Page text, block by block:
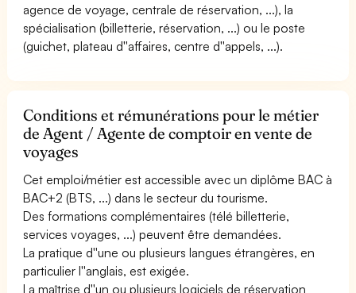
agence de voyage, centrale de réservation, ...), la
spécialisation (billetterie, réservation, ...) ou le poste
(guichet, plateau d''affaires, centre d''appels, ...).
Conditions et rémunérations pour le métier
de Agent / Agente de comptoir en vente de
voyages
Cet emploi/métier est accessible avec un diplôme BAC à
BAC+2 (BTS, ...) dans le secteur du tourisme.
Des formations complémentaires (télé billetterie,
services voyages, ...) peuvent être demandées.
La pratique d''une ou plusieurs langues étrangères, en
particulier l''anglais, est exigée.
La maîtrise d''un ou plusieurs logiciels de réservation